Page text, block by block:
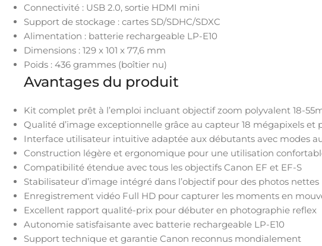
Connectivité : USB 2.0, sortie HDMI mini
Support de stockage : cartes SD/SDHC/SDXC
Alimentation : batterie rechargeable LP-E10
Dimensions : 129 x 101 x 77,6 mm
Poids : 436 grammes (boîtier nu)
Avantages du produit
Kit complet prêt à l’emploi incluant objectif zoom polyvalent 18-
Qualité d’image exceptionnelle grâce au capteur 18 mégapixels et
Interface utilisateur intuitive adaptée aux débutants avec modes
Construction légère et ergonomique pour une utilisation
Compatibilité étendue avec tous les objectifs Canon EF et EF-S
Stabilisateur d’image intégré dans l’objectif pour des photos nettes
Enregistrement vidéo Full HD pour capturer les moments en
Excellent rapport qualité-prix pour débuter en photographie reflex
Autonomie satisfaisante avec batterie rechargeable LP-E10
Support technique et garantie Canon reconnus mondialement